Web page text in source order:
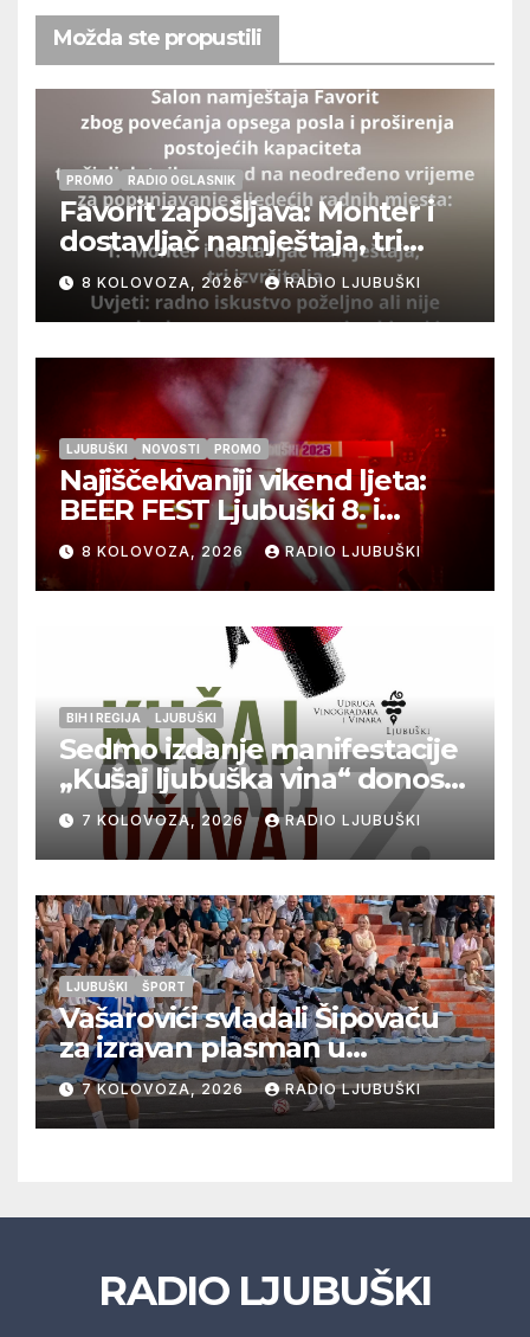
Možda ste propustili
PROMO RADIO OGLASNIK
Favorit zapošljava: Monter i
dostavljač namještaja, tri
izvršitelja
8 KOLOVOZA, 2026 RADIO LJUBUŠKI
LJUBUŠKI NOVOSTI PROMO
Najiščekivaniji vikend ljeta:
BEER FEST Ljubuški 8. i
9.kolovoza
8 KOLOVOZA, 2026 RADIO LJUBUŠKI
BIH I REGIJA LJUBUŠKI
Sedmo izdanje manifestacije
„Kušaj ljubuška vina“ donosi
vrhunska vina, gastronomiju i
glazbu
7 KOLOVOZA, 2026 RADIO LJUBUŠKI
LJUBUŠKI ŠPORT
Vašarovići svladali Šipovaču
za izravan plasman u
četvrtfinale, Grab izborio
prolazak dalje, Klobuk ispao,
večeras počinje četvrtfinale
7 KOLOVOZA, 2026 RADIO LJUBUŠKI
RADIO LJUBUŠKI